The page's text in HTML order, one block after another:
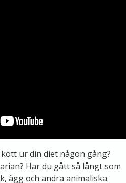
ur din diet någon gång?
Har du gått så långt som
ägg och andra animaliska